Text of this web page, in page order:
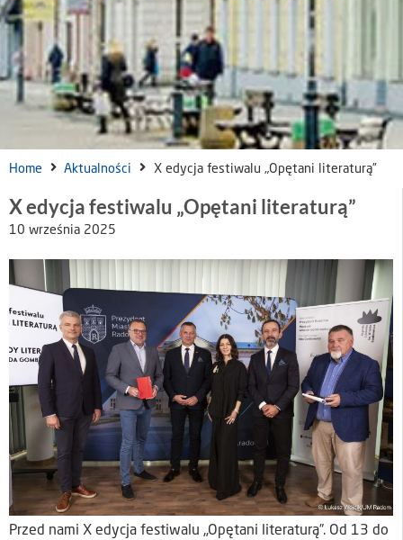
Home Aktualności X edycja festiwalu „Opętani literaturą”
X edycja festiwalu „Opętani literaturą”
10 września 2025
Przed nami X edycja festiwalu „Opętani literaturą”. Od 13 do